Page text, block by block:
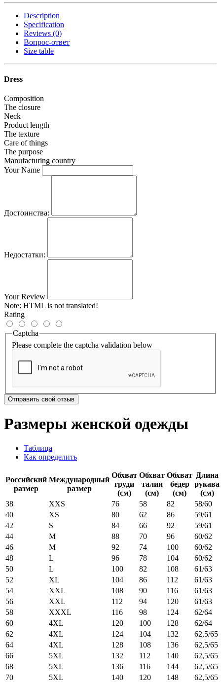
Description
Specification
Reviews (0)
Вопрос-ответ
Size table
Dress
Composition
The closure
Neck
Product length
The texture
Care of things
The purpose
Manufacturing country
Your Name
Достоинства:
Недостатки:
Your Review
Note: HTML is not translated!
Rating
Captcha
Please complete the captcha validation below
Отправить свой отзыв
Размеры женской одежды
Таблица
Как определить
Российский
размер
Международный
размер
Обхват
груди
(см)
Обхват
талии
(см)
Обхват
бедер
(см)
Длина
рукава
(см)
38
XXS 76 58 82
58/60
40
XS 80 62 86
59/61
42
S 84 66 92
59/61
44
M 88 70 96
60/62
46
M 92 74 100
60/62
48
L 96 78 104
60/62
50
L 100 82 108
61/63
52
XL 104 86 112
61/63
54
XXL 108 90 116
61/63
56
XXL 112 94 120
61/63
58
XXXL 116 98 124
62/64
60
4XL 120 100 128
62/64
62
4XL 124 104 132
62,5/65
64
4XL 128 108 136
62,5/65
66
5XL 132 112 140
62,5/65
68
5XL 136 116 144
62,5/65
70
5XL 140 120 148 62,5/65